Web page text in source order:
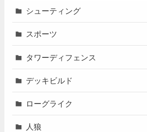
シューティング
スポーツ
タワーディフェンス
デッキビルド
ローグライク
人狼